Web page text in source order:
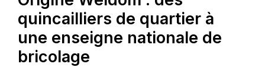
quincailliers de quartier à
une enseigne nationale de
bricolage